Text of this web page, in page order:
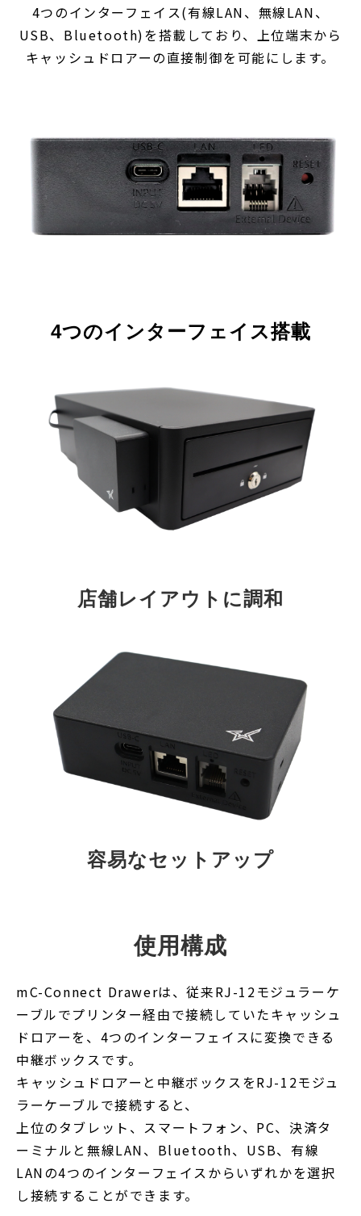
4つのインターフェイス(有線LAN、無線LAN、
USB、Bluetooth)を搭載しており、上位端末から
キャッシュドロアーの直接制御を可能にします。
4つのインターフェイス搭載
店舗レイアウトに調和
容易なセットアップ
使用構成
mC-Connect Drawerは、従来RJ-12モジュラーケ
ーブルでプリンター経由で接続していたキャッシュ
ドロアーを、4つのインターフェイスに変換できる
中継ボックスです。
キャッシュドロアーと中継ボックスをRJ-12モジュ
ラーケーブルで接続すると、
上位のタブレット、スマートフォン、PC、決済タ
ーミナルと無線LAN、Bluetooth、USB、有線
LANの4つのインターフェイスからいずれかを選択
し接続することができます。